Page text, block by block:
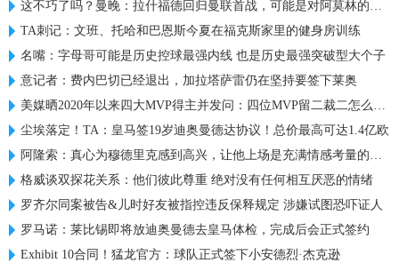
这不巧了吗？曼晚：拉什福德回归曼联首战，可能是对阿莫林的米兰
TA刺记：文班、托哈和巴恩斯今夏在福克斯家里的健身房训练
名嘴：字母哥可能是历史控球最强内线 也是历史最强突破型大个子
意记者：费内巴切已经退出，加拉塔萨雷仍在坚持要签下莱奥
美媒晒2020年以来四大MVP得主并发问：四位MVP留二裁二怎么选？
尘埃落定！TA：皇马签19岁迪奥曼德达协议！总价最高可达1.4亿欧
阿隆索：真心为穆德里克感到高兴，让他上场是充满情感考量的决定
格威谈双探花关系：他们彼此尊重 绝对没有任何相互厌恶的情绪
罗齐尔同案被告&儿时好友被指控违反保释规定 涉嫌试图恐吓证人
罗马诺：莱比锡即将放迪奥曼德去皇马体检，完成后会正式签约
Exhibit 10合同！猛龙官方：球队正式签下小安德烈·杰克逊